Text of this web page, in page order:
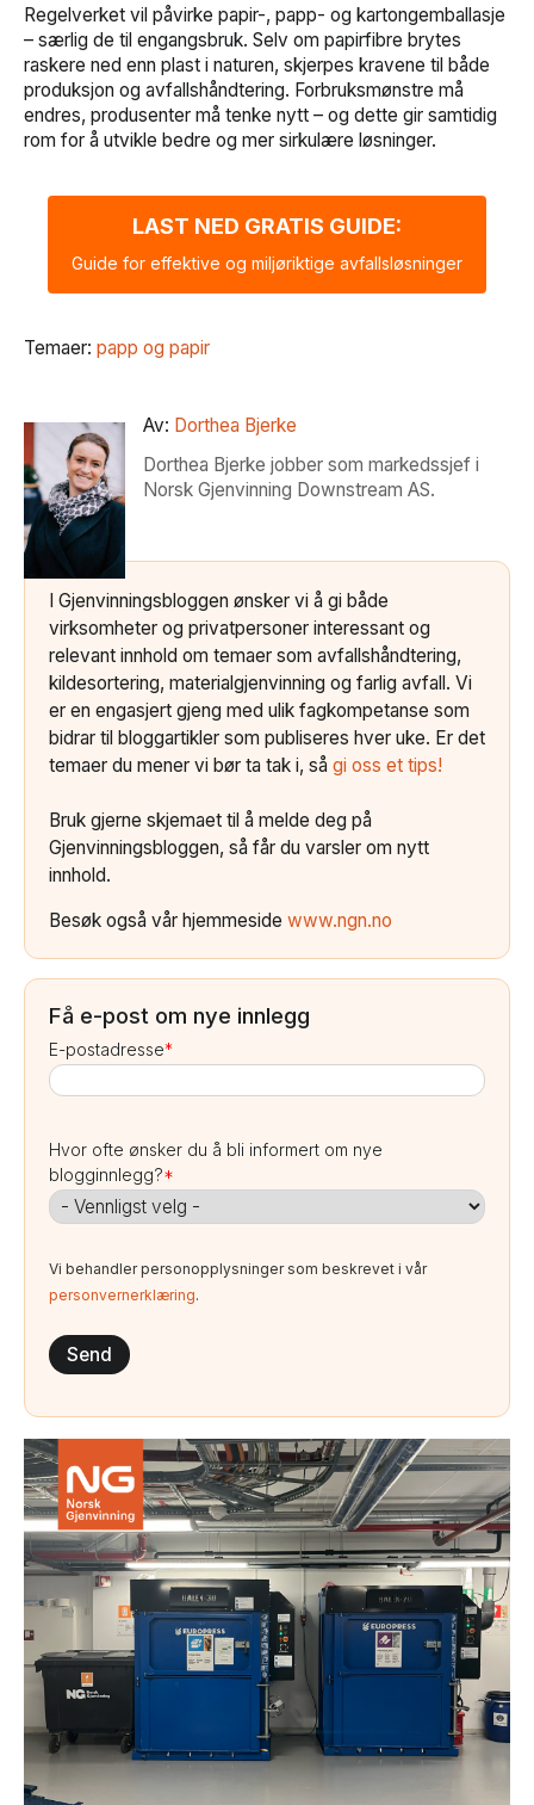
Regelverket vil påvirke papir-, papp- og kartongemballasje
– særlig de til engangsbruk. Selv om papirfibre brytes
raskere ned enn plast i naturen, skjerpes kravene til både
produksjon og avfallshåndtering. Forbruksmønstre må
endres, produsenter må tenke nytt – og dette gir samtidig
rom for å utvikle bedre og mer sirkulære løsninger.
LAST NED GRATIS GUIDE:
Guide for effektive og miljøriktige avfallsløsninger
Temaer: papp og papir
Av: Dorthea Bjerke
Dorthea Bjerke jobber som markedssjef i
Norsk Gjenvinning Downstream AS.
I Gjenvinningsbloggen ønsker vi å gi både
virksomheter og privatpersoner interessant og
relevant innhold om temaer som avfallshåndtering,
kildesortering, materialgjenvinning og farlig avfall. Vi
er en engasjert gjeng med ulik fagkompetanse som
bidrar til bloggartikler som publiseres hver uke. Er det
temaer du mener vi bør ta tak i, så gi oss et tips!
Bruk gjerne skjemaet til å melde deg på
Gjenvinningsbloggen, så får du varsler om nytt
innhold.
Besøk også vår hjemmeside www.ngn.no
Få e-post om nye innlegg
E-postadresse*
Hvor ofte ønsker du å bli informert om nye
blogginnlegg?*
Vi behandler personopplysninger som beskrevet i vår
personvernerklæring.